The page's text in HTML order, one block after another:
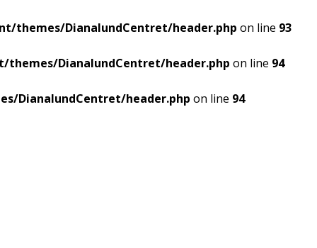
themes/DianalundCentret/header.php on line 93
DianalundCentret/header.php on line 94
DianalundCentret/header.php on line 94